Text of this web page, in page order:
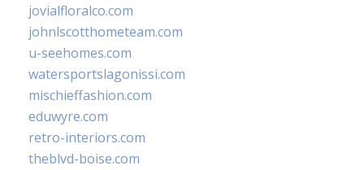
jovialfloralco.com
johnlscotthometeam.com
u-seehomes.com
watersportslagonissi.com
mischieffashion.com
eduwyre.com
retro-interiors.com
theblvd-boise.com